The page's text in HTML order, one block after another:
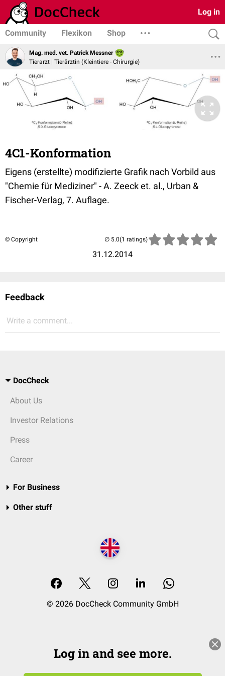
Log in
Community Flexikon Shop
Mag. med. vet. Patrick Messner
Tierarzt | Tierärztin (Kleintiere - Chirurgie)
4C1-Konformation
Eigens (erstellte) modifizierte Grafik nach Vorbild aus
"Chemie für Mediziner" - A. Zeeck et. al., Urban &
Fischer-Verlag, 7. Auflage.
© Copyright
31.12.2014
(1 ratings)
Feedback
Write a comment...
DocCheck
About Us
Investor Relations
Press
Career
For Business
Other stuff
© 2026 DocCheck Community GmbH
Log in and see more.